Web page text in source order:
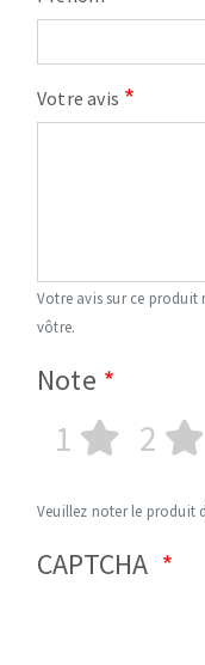
Votre avis
Votre avis sur ce produit
vôtre.
Note
1 2
Veuillez noter le produit
CAPTCHA